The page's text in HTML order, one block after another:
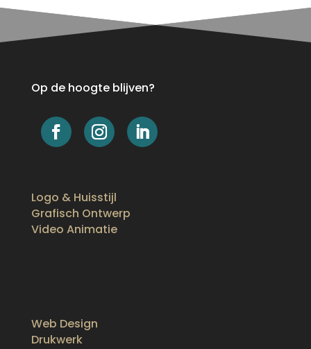
Op de hoogte blijven?
Logo & Huisstijl
Grafisch Ontwerp
Video Animatie
Web Design
Drukwerk